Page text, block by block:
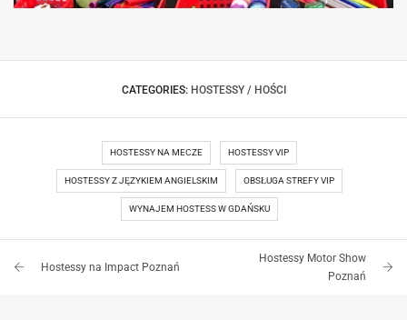
HOSTESSY EVENT INSTAX
CATEGORIES: HOSTESSY / HOŚCI
HOSTESSY NA MECZE HOSTESSY VIP
HOSTESSY Z JĘZYKIEM ANGIELSKIM OBSŁUGA STREFY VIP
WYNAJEM HOSTESS W GDAŃSKU
Hostessy na Impact Poznań
Hostessy Motor Show
Poznań